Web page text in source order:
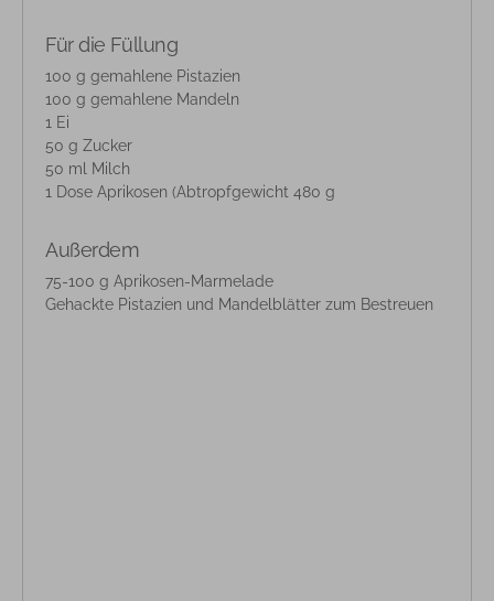
Für die Füllung
100 g gemahlene Pistazien
100 g gemahlene Mandeln
1 Ei
50 g Zucker
50 ml Milch
1 Dose Aprikosen (Abtropfgewicht 480 g
Außerdem
75-100 g Aprikosen-Marmelade
Gehackte Pistazien und Mandelblätter zum Bestreuen